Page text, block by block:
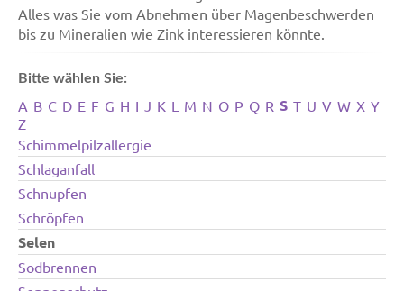
Alles was Sie vom Abnehmen über Magenbeschwerden
bis zu Mineralien wie Zink interessieren könnte.
Bitte wählen Sie:
A B C D E F G H I J K L M N O P Q R S T U V W X Y
Z
Schimmelpilzallergie
Schlaganfall
Schnupfen
Schröpfen
Selen
Sodbrennen